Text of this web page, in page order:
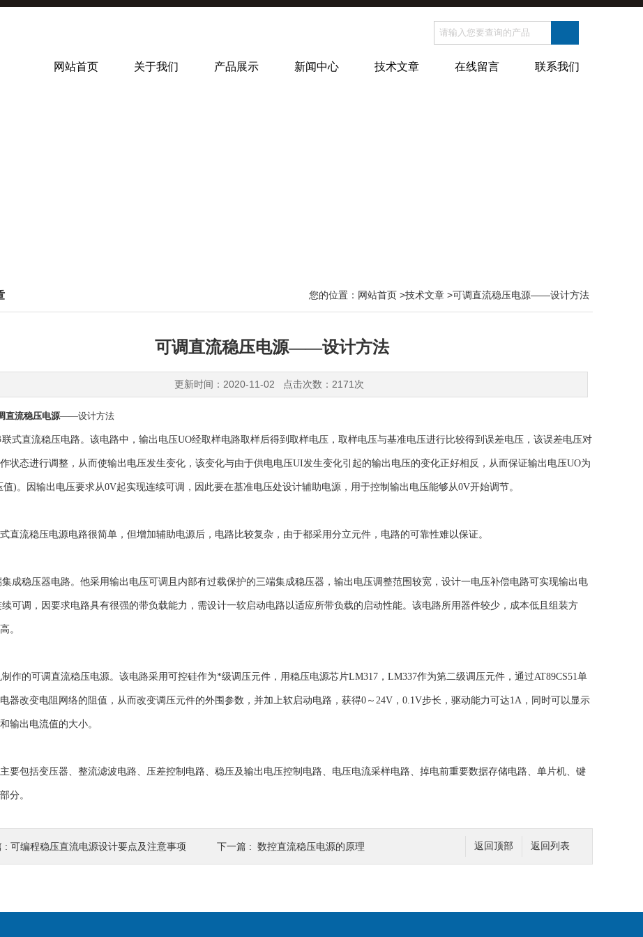
网站首页 关于我们 产品展示 新闻中心 技术文章 在线留言 联系我们
您的位置： 网站首页 >技术文章 >可调直流稳压电源——设计方法
可调直流稳压电源——设计方法
更新时间：2020-11-02 点击次数：2171次
直流稳压电源——设计方法
式直流稳压电路。该电路中，输出电压UO经取样电路取样后得到取样电压，取样电压与基准电压进行比较得到误差电压，该误差电压对
状态进行调整，从而使输出电压发生变化，该变化与由于供电电压UI发生变化引起的输出电压的变化正好相反，从而保证输出电压UO为
值)。因输出电压要求从0V起实现连续可调，因此要在基准电压处设计辅助电源，用于控制输出电压能够从0V开始调节。
直流稳压电源电路很简单，但增加辅助电源后，电路比较复杂，由于都采用分立元件，电路的可靠性难以保证。
成稳压器电路。他采用输出电压可调且内部有过载保护的三端集成稳压器，输出电压调整范围较宽，设计一电压补偿电路可实现输出电
续可调，因要求电路具有很强的带负载能力，需设计一软启动电路以适应所带负载的启动性能。该电路所用器件较少，成本低且组装方
。
作的可调直流稳压电源。该电路采用可控硅作为*级调压元件，用稳压电源芯片LM317，LM337作为第二级调压元件，通过AT89CS51单
器改变电阻网络的阻值，从而改变调压元件的外围参数，并加上软启动电路，获得0～24V，0.1V步长，驱动能力可达1A，同时可以显示
输出电流值的大小。
要包括变压器、整流滤波电路、压差控制电路、稳压及输出电压控制电路、电压电流采样电路、掉电前重要数据存储电路、单片机、键
分。
返回列表
返回顶部
: 可编程稳压直流电源设计要点及注意事项 下一篇 : 数控直流稳压电源的原理